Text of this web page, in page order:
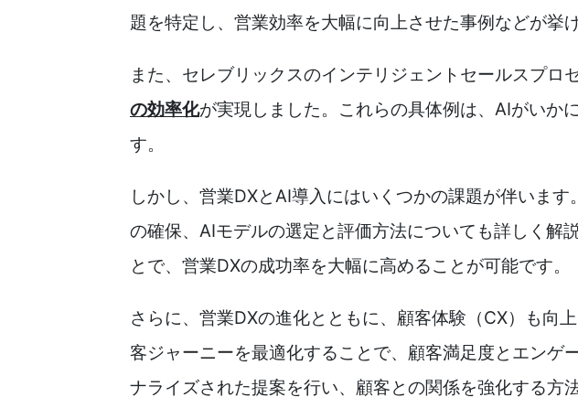
題を特定し、営業効率を大幅に向上させた事例などが挙
また、セレブリックスのインテリジェントセールスプロ
の効率化が実現しました。これらの具体例は、AIがいか
す。
しかし、営業DXとAI導入にはいくつかの課題が伴いま
の確保、AIモデルの選定と評価方法についても詳しく解
とで、営業DXの成功率を大幅に高めることが可能です。
さらに、営業DXの進化とともに、顧客体験（CX）も向
客ジャーニーを最適化することで、顧客満足度とエンゲ
ナライズされた提案を行い、顧客との関係を強化する方